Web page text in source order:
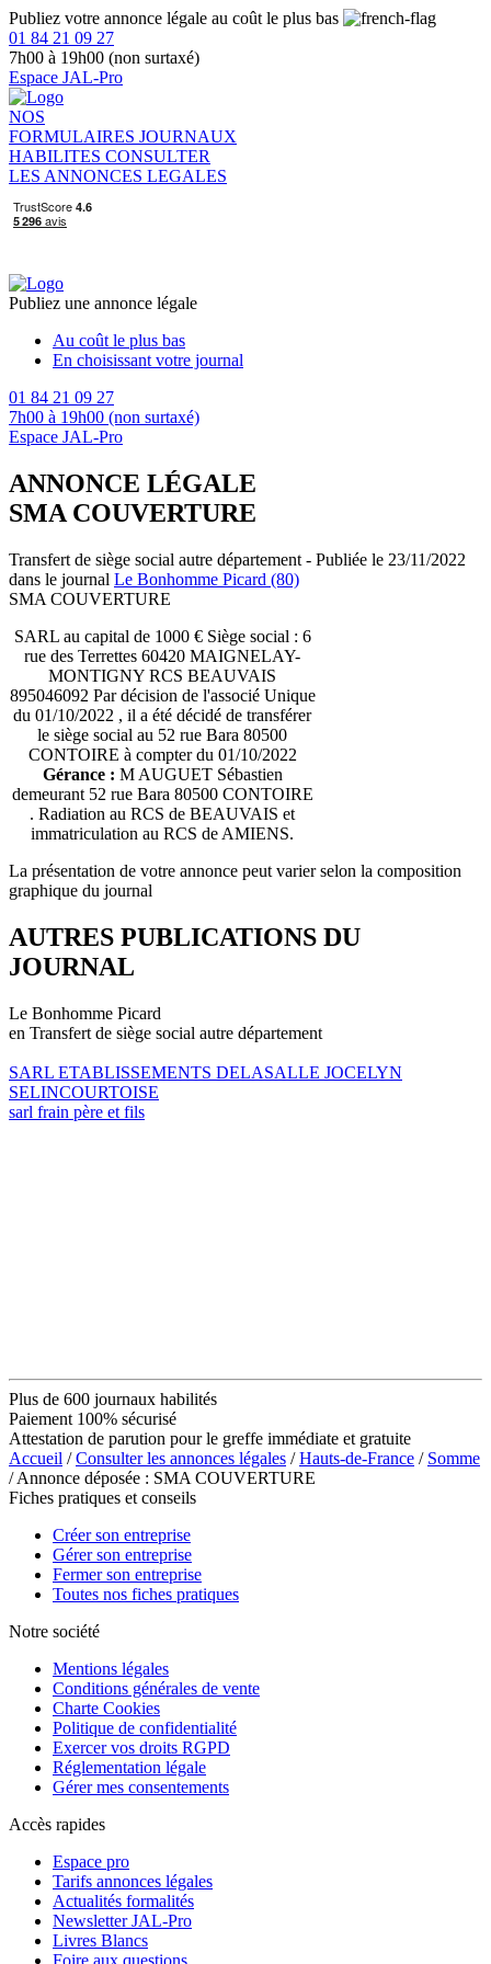
Publiez votre annonce légale au coût le plus bas
01 84 21 09 27
7h00 à 19h00 (non surtaxé)
Espace JAL-Pro
NOS
FORMULAIRES JOURNAUX
HABILITES CONSULTER
LES ANNONCES LEGALES
Publiez une annonce légale
Au coût le plus bas
En choisissant votre journal
01 84 21 09 27
7h00 à 19h00 (non surtaxé)
Espace JAL-Pro
ANNONCE LÉGALE
SMA COUVERTURE
Transfert de siège social autre département - Publiée le 23/11/2022
dans le journal Le Bonhomme Picard (80)
SMA COUVERTURE
SARL au capital de 1000 € Siège social : 6
rue des Terrettes 60420 MAIGNELAY-
MONTIGNY RCS BEAUVAIS
895046092 Par décision de l'associé Unique
du 01/10/2022 , il a été décidé de transférer
le siège social au 52 rue Bara 80500
CONTOIRE à compter du 01/10/2022
Gérance : M AUGUET Sébastien
demeurant 52 rue Bara 80500 CONTOIRE
. Radiation au RCS de BEAUVAIS et
immatriculation au RCS de AMIENS.
La présentation de votre annonce peut varier selon la composition
graphique du journal
AUTRES PUBLICATIONS DU
JOURNAL
Le Bonhomme Picard
en Transfert de siège social autre département
SARL ETABLISSEMENTS DELASALLE JOCELYN
SELINCOURTOISE
sarl frain père et fils
Plus de 600 journaux habilités
Paiement 100% sécurisé
Attestation de parution pour le greffe immédiate et gratuite
Accueil /Consulter les annonces légales /Hauts-de-France / Somme
/ Annonce déposée : SMA COUVERTURE
Fiches pratiques et conseils
Créer son entreprise
Gérer son entreprise
Fermer son entreprise
Toutes nos fiches pratiques
Notre société
Mentions légales
Conditions générales de vente
Charte Cookies
Politique de confidentialité
Exercer vos droits RGPD
Réglementation légale
Gérer mes consentements
Accès rapides
Espace pro
Tarifs annonces légales
Actualités formalités
Newsletter JAL-Pro
Livres Blancs
Foire aux questions